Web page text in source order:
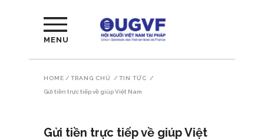
MENU
HOME / TRANG CHỦ / TIN TỨC /
Gửi tiền trực tiếp về giúp Việt Nam
Gửi tiền trực tiếp về giúp Việt